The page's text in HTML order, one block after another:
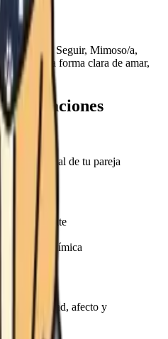
Seguir, Mimoso/a,
una forma clara de amar,
relaciones
necesitas
emocional de tu pareja
directamente
convivan
solo la química
autenticidad, afecto y
dirección.